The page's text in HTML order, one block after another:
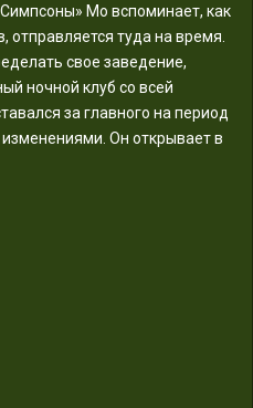
Мо вспоминает, как
отправляется туда на время.
свое заведение,
ночной клуб со всей
за главного на период
изменениями. Он открывает в